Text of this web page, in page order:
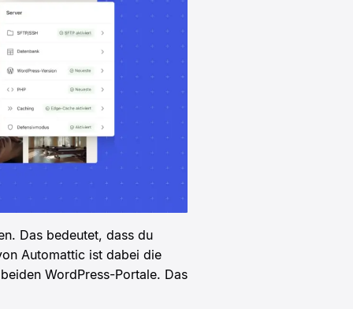
Das bedeutet, dass du
Automattic ist dabei die
WordPress-Portale. Das